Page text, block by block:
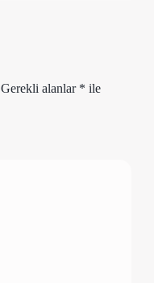
Gerekli alanlar * ile